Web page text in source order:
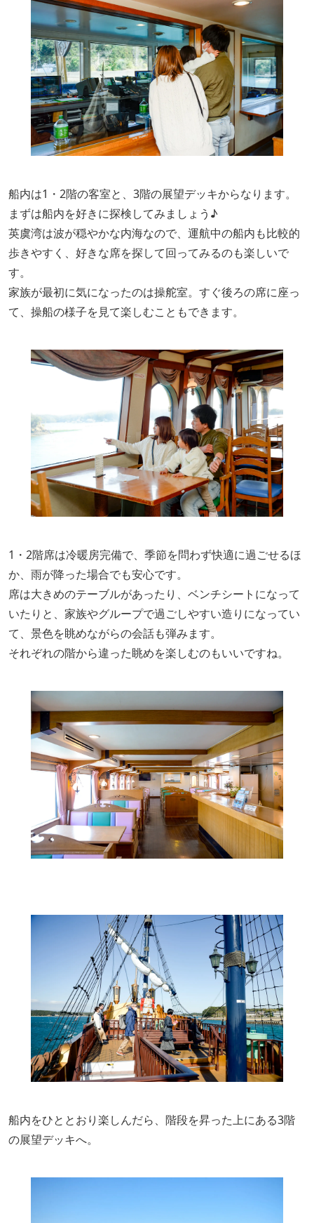
船内は1・2階の客室と、3階の展望デッキからなります。
まずは船内を好きに探検してみましょう♪
英虞湾は波が穏やかな内海なので、運航中の船内も比較的
歩きやすく、好きな席を探して回ってみるのも楽しいで
す。
家族が最初に気になったのは操舵室。すぐ後ろの席に座っ
て、操船の様子を見て楽しむこともできます。
1・2階席は冷暖房完備で、季節を問わず快適に過ごせるほ
か、雨が降った場合でも安心です。
席は大きめのテーブルがあったり、ベンチシートになって
いたりと、家族やグループで過ごしやすい造りになってい
て、景色を眺めながらの会話も弾みます。
それぞれの階から違った眺めを楽しむのもいいですね。
船内をひととおり楽しんだら、階段を昇った上にある3階
の展望デッキへ。